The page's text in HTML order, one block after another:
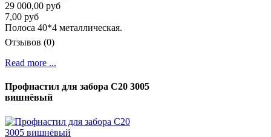
29 000,00 руб
7,00 руб
Полоса 40*4 металлическая.
Отзывов (0)
Read more ...
Профнастил для забора С20 3005
вишнёвый